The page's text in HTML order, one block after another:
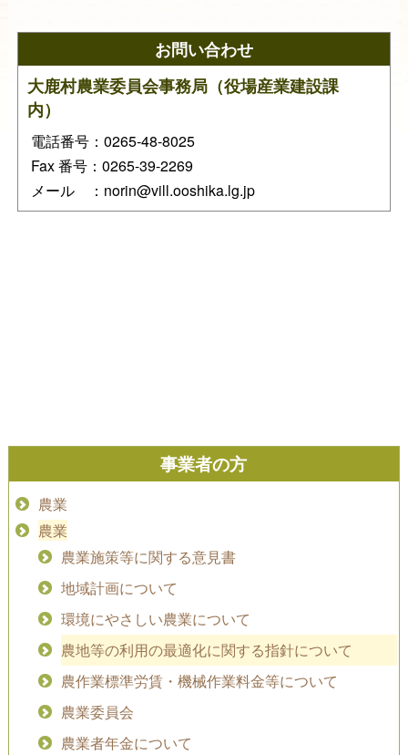
お問い合わせ
大鹿村農業委員会事務局（役場産業建設課
内）
電話番号：0265-48-8025
Fax 番号：0265-39-2269
メール ：norin@vill.ooshika.lg.jp
事業者の方
農業
農業
農業施策等に関する意見書
地域計画について
環境にやさしい農業について
農地等の利用の最適化に関する指針について
農作業標準労賃・機械作業料金等について
農業委員会
農業者年金について